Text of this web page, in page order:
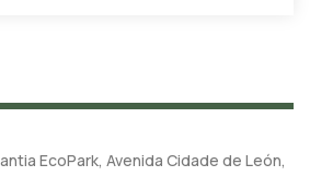
EcoPark, Avenida Cidade de León,